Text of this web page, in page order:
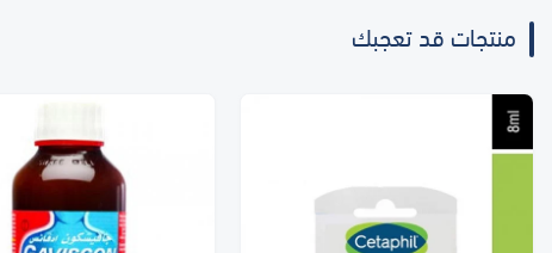
منتجات قد تعجبك